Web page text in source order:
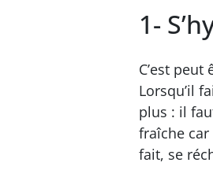
1-
C’est
Lorsqu’il
plus : il
fraîche car
fait, se